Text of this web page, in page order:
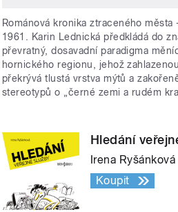
Románová kronika ztraceného města
1961. Karin Lednická předkládá do
převratný, dosavadní paradigma
hornického regionu, jehož
překrývá tlustá vrstva mýtů a
stereotypů o „černé zemi a rudém
Hledání
Irena Ryšánková
Koupit